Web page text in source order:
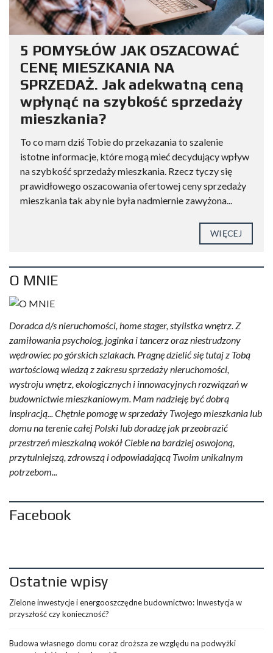
5 POMYSŁÓW JAK OSZACOWAĆ
CENĘ MIESZKANIA NA
SPRZEDAŻ. Jak adekwatną ceną
wpłynąć na szybkość sprzedaży
mieszkania?
To co mam dziś Tobie do przekazania to szalenie
istotne informacje, które mogą mieć decydujący wpływ
na szybkość sprzedaży mieszkania. Rzecz tyczy się
prawidłowego oszacowania ofertowej ceny sprzedaży
mieszkania tak aby nie była nadmiernie zawyżona...
WIĘCEJ
O MNIE
Doradca d/s nieruchomości, home stager, stylistka wnętrz. Z
zamiłowania psycholog, joginka i tancerz oraz niestrudzony
wędrowiec po górskich szlakach. Pragnę dzielić się tutaj z Tobą
wartościową wiedzą z zakresu sprzedaży nieruchomości,
wystroju wnętrz, ekologicznych i innowacyjnych rozwiązań w
budownictwie mieszkaniowym. Mam nadzieję być dobrą
inspiracją... Chętnie pomogę w sprzedaży Twojego mieszkania lub
domu na terenie całej Polski lub doradzę jak przeobrazić
przestrzeń mieszkalną wokół Ciebie na bardziej oswojoną,
przytulniejszą, zdrowszą i odpowiadającą Twoim unikalnym
potrzebom...
Facebook
Ostatnie wpisy
Zielone inwestycje i energooszczędne budownictwo: Inwestycja w
przyszłość czy konieczność?
Budowa własnego domu coraz droższa ze względu na podwyżki